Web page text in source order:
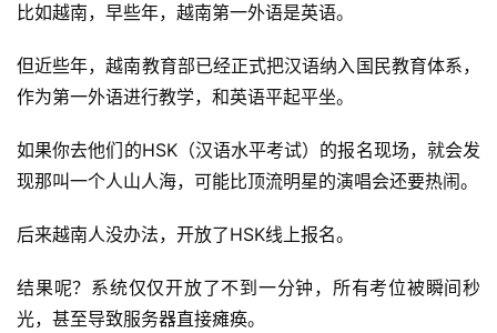
比如越南，早些年，越南第一外语是英语。
但近些年，越南教育部已经正式把汉语纳入国民教育体系，
作为第一外语进行教学，和英语平起平坐。
如果你去他们的HSK（汉语水平考试）的报名现场，就会发
现那叫一个人山人海，可能比顶流明星的演唱会还要热闹。
后来越南人没办法，开放了HSK线上报名。
结果呢？系统仅仅开放了不到一分钟，所有考位被瞬间秒
光，甚至导致服务器直接瘫痪。